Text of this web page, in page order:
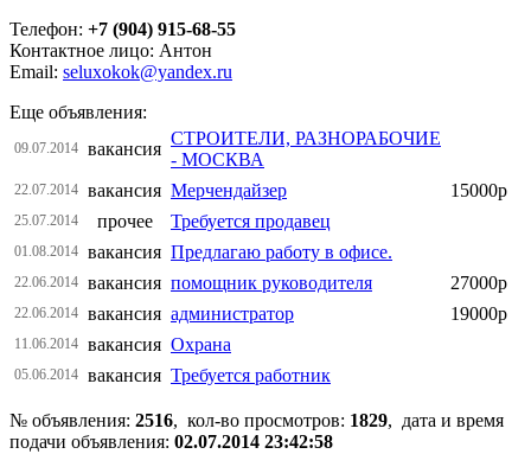
Телефон: +7 (904) 915-68-55
Контактное лицо: Антон
Email: seluxokok@yandex.ru
Еще объявления:
09.07.2014 вакансия
СТРОИТЕЛИ, РАЗНОРАБОЧИЕ
- МОСКВА
22.07.2014 вакансия Мерчендайзер 15000р
25.07.2014 прочее Требуется продавец
01.08.2014 вакансия Предлагаю работу в офисе.
22.06.2014 вакансия помощник руководителя 27000р
22.06.2014 вакансия администратор 19000р
11.06.2014 вакансия Охрана
05.06.2014 вакансия Требуется работник
№ объявления: 2516, кол-во просмотров: 1829, дата и время
подачи объявления: 02.07.2014 23:42:58